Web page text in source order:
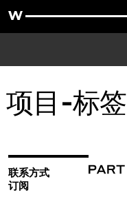
项目-标签
联系方式
订阅